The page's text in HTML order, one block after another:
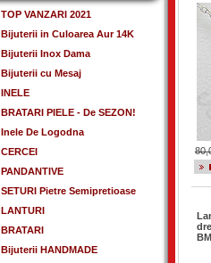
TOP VANZARI 2021
Bijuterii in Culoarea Aur 14K
Bijuterii Inox Dama
Bijuterii cu Mesaj
INELE
BRATARI PIELE - De SEZON!
Inele De Logodna
CERCEI
PANDANTIVE
SETURI Pietre Semipretioase
LANTURI
BRATARI
Bijuterii HANDMADE